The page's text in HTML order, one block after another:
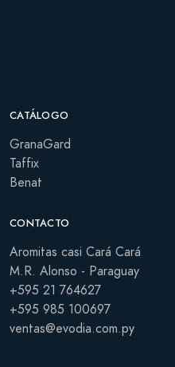
CATÁLOGO
GranaGard
Taffix
Benat
CONTACTO
Aromitas casi Cará Cará
M.R. Alonso - Paraguay
+595 21 764627
+595 985 100697
ventas@evodia.com.py